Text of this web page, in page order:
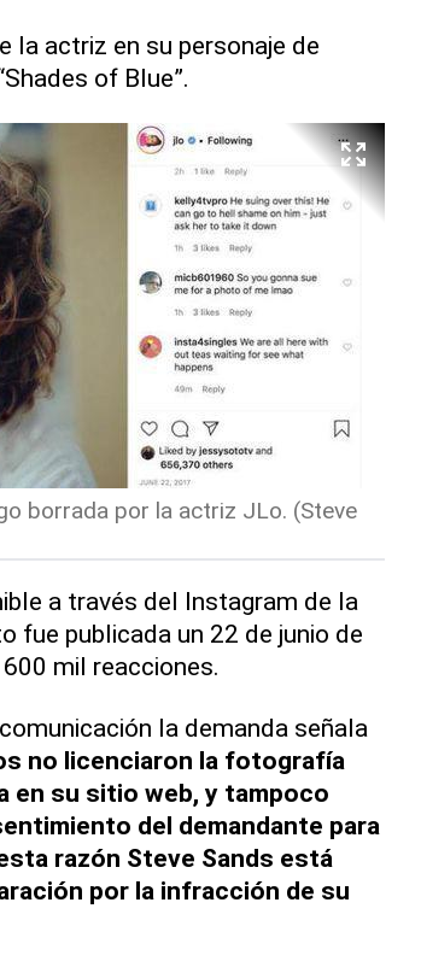
la actriz en su personaje de
of Blue”.
borrada por la actriz JLo. (Steve
a través del Instagram de la
fue publicada un 22 de junio de
mil reacciones.
la demanda señala
no licenciaron la fotografía
en su sitio web, y tampoco
del demandante para
razón Steve Sands está
por la infracción de su